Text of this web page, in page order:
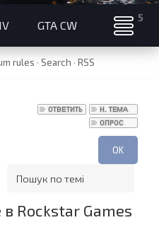
GTA CW
rules · Search · RSS
Rockstar Games